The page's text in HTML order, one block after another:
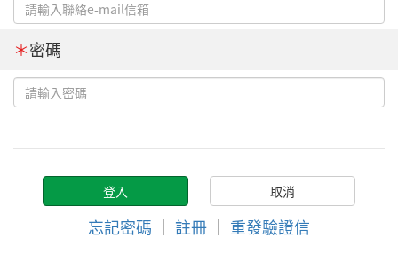
＊密碼
忘記密碼 ｜ 註冊 ｜ 重發驗證信